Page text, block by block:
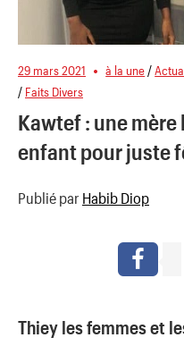
29 mars 2021 à la une /
/ Faits Divers
Kawtef : une
enfant pour juste
Publié par Habib Diop
Thiey les femmes et